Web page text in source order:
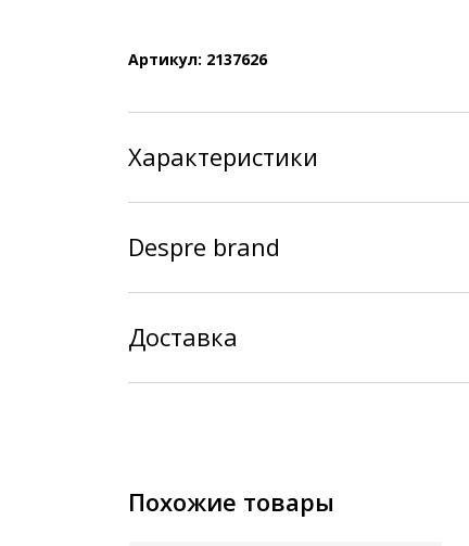
Артикул: 2137626
Характеристики
Despre brand
Доставка
Похожие товары